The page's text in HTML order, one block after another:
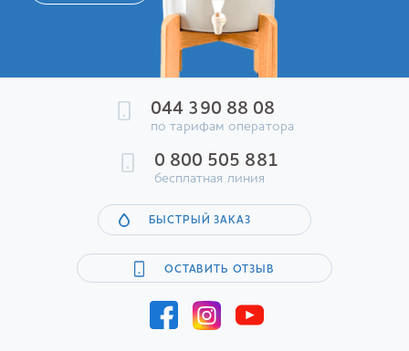
044 390 88 08
по тарифам оператора
0 800 505 881
бесплатная линия
БЫСТРЫЙ ЗАКАЗ
ОСТАВИТЬ ОТЗЫВ